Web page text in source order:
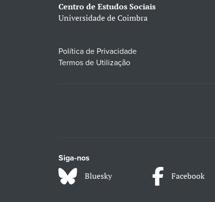
Centro de Estudos Sociais
Universidade de Coimbra
Política de Privacidade
Termos de Utilização
Siga-nos
Bluesky Facebook